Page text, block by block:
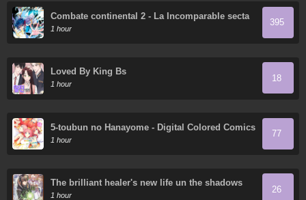
Combate continental 2 - La Incomparable secta
tang
1 hour
395
Loved By King Bs
1 hour
18
5-toubun no Hanayome - Digital Colored Comics
1 hour
77
The brilliant healer's new life un the shadows
1 hour
26